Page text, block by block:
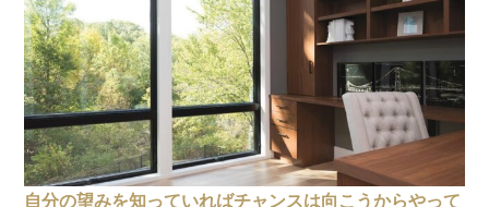
自分の望みを知っていればチャンスは向こうからやって